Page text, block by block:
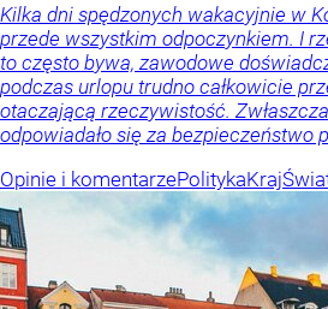
Kilka dni spędzonych wakacyjnie w
przede wszystkim odpoczynkiem. I
to często bywa, zawodowe
podczas urlopu trudno całkowicie
otaczającą rzeczywistość.
odpowiadało się za bezpieczeństwo
Opinie i komentarzePolitykaKraj